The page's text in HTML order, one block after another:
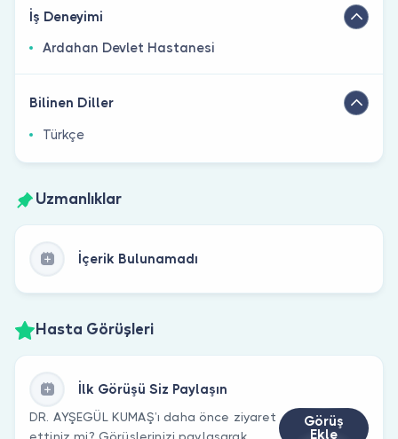
İş Deneyimi
Ardahan Devlet Hastanesi
Bilinen Diller
Türkçe
Uzmanlıklar
İçerik Bulunamadı
Hasta Görüşleri
İlk Görüşü Siz Paylaşın
DR. AYŞEGÜL KUMAŞ’ı daha önce ziyaret
ettiniz mi? Görüşlerinizi paylaşarak
Görüş
Ekle